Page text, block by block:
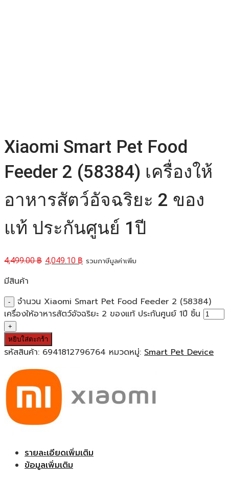
Xiaomi Smart Pet Food
Feeder 2 (58384) เครื่องให้
อาหารสัตว์อัจฉริยะ 2 ของ
แท้ ประกันศูนย์ 1ปี
4,499.00฿ 4,049.10 ฿ รวมภาษีมูลค่าเพิ่ม
มีสินค้า
จำนวน Xiaomi Smart Pet Food Feeder 2 (58384)
เครื่องให้อาหารสัตว์อัจฉริยะ 2 ของแท้ ประกันศูนย์ 1ปี ชิ้น
หยิบใส่ตะกร้า
รหัสสินค้า: 6941812796764 หมวดหมู่: Smart Pet Device
รายละเอียดเพิ่มเติม
ข้อมูลเพิ่มเติม